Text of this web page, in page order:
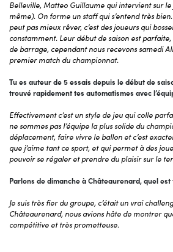
Belleville, Matteo Guillaume qui intervient sur
même). On forme un staff qui s’entend très
peut pas mieux rêver, c’est des joueurs qui
constamment. Leur début de saison est
de barrage, cependant nous recevons samedi
premier match du championnat.
Tu es auteur de 5 essais depuis le début de
trouvé rapidement tes automatismes avec
Effectivement c’est un style de jeu qui colle
ne sommes pas l’équipe la plus solide du
déplacement, faire vivre le ballon et c’est
que j’aime tant ce sport, et qui permet à des
pouvoir se régaler et prendre du plaisir sur le
Parlons de dimanche à Châteaurenard, quel
Je suis très fier du groupe, c’était un vrai
Châteaurenard, nous avions hâte de montrer
compétitive et très prometteuse.